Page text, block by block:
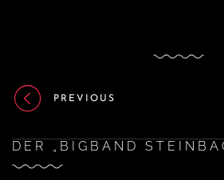
PREVIOUS
DER „BIGBAND